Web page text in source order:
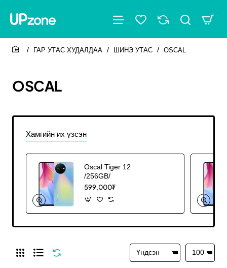
OSCAL
ГАР УТАС ХУДАЛДАА ШИНЭ УТАС OSCAL
Хамгийн их үзсэн
Oscal Tiger 12
/256GB/
599,000₮